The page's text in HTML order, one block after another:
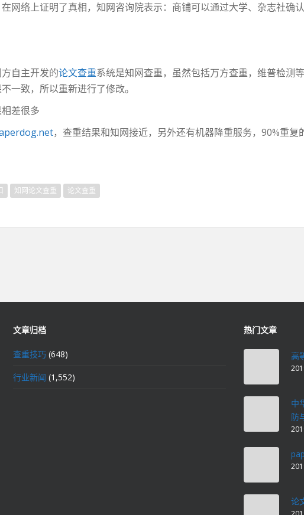
网络上证明了真相，知网咨询院表示：商铺可以通过大学、杂志社确认
自主开发的论文查重系统是知网查重，虽然包括万方查重，维普检测
一致，所以重新进行了修改。
差很多
，查重结果和知网接近，另外还有机器降重服务，90%重复
知网论文查重 论文查重
文章归档
查重技巧 (648)
行业新闻 (1,552)
热门文章
高
中
防
论